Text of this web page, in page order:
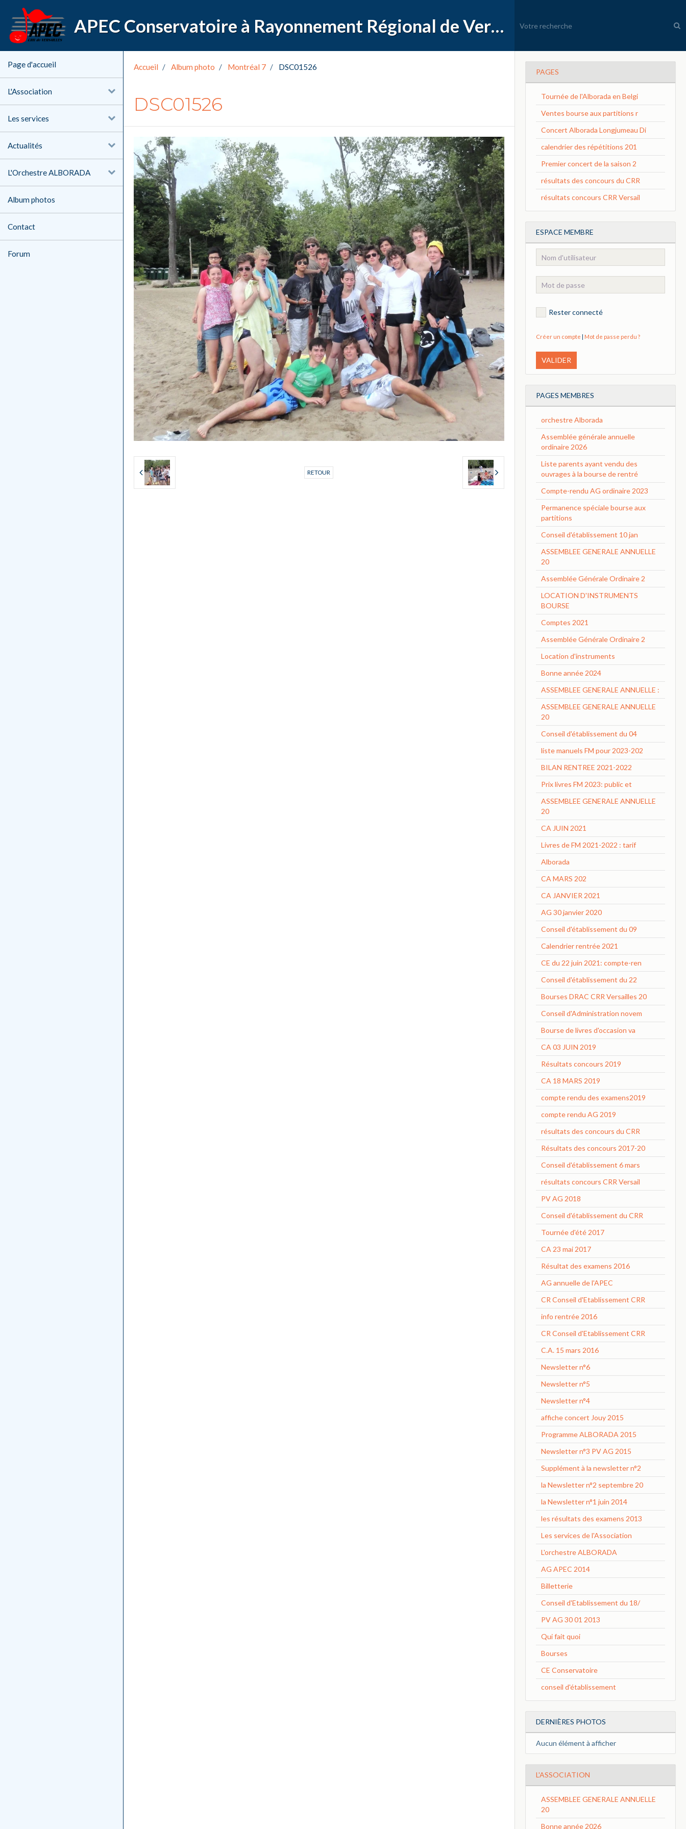
APEC Conservatoire à Rayonnement Régional de Versailles Grand Parc
Page d'accueil
L'Association
Les services
Actualités
L'Orchestre ALBORADA
Album photos
Contact
Forum
Accueil Album photo Montréal 7 DSC01526
DSC01526
RETOUR
PAGES
Tournée de l'Alborada en Belgi
Ventes bourse aux partitions r
Concert Alborada Longjumeau Di
calendrier des répétitions 201
Premier concert de la saison 2
résultats des concours du CRR
résultats concours CRR Versail
ESPACE MEMBRE
Rester connecté
Créer un compte | Mot de passe perdu ?
VALIDER
PAGES MEMBRES
orchestre Alborada
Assemblée générale annuelle
ordinaire 2026
Liste parents ayant vendu des
ouvrages à la bourse de rentré
Compte-rendu AG ordinaire 2023
Permanence spéciale bourse aux
partitions
Conseil d'établissement 10 jan
ASSEMBLEE GENERALE ANNUELLE
20
Assemblée Générale Ordinaire 2
LOCATION D'INSTRUMENTS
BOURSE
Comptes 2021
Assemblée Générale Ordinaire 2
Location d'instruments
Bonne année 2024
ASSEMBLEE GENERALE ANNUELLE :
ASSEMBLEE GENERALE ANNUELLE
20
Conseil d'établissement du 04
liste manuels FM pour 2023-202
BILAN RENTREE 2021-2022
Prix livres FM 2023: public et
ASSEMBLEE GENERALE ANNUELLE
20
CA JUIN 2021
Livres de FM 2021-2022 : tarif
Alborada
CA MARS 202
CA JANVIER 2021
AG 30 janvier 2020
Conseil d'établissement du 09
Calendrier rentrée 2021
CE du 22 juin 2021: compte-ren
Conseil d'établissement du 22
Bourses DRAC CRR Versailles 20
Conseil d'Administration novem
Bourse de livres d'occasion va
CA 03 JUIN 2019
Résultats concours 2019
CA 18 MARS 2019
compte rendu des examens2019
compte rendu AG 2019
résultats des concours du CRR
Résultats des concours 2017-20
Conseil d'établissement 6 mars
résultats concours CRR Versail
PV AG 2018
Conseil d'établissement du CRR
Tournée d'été 2017
CA 23 mai 2017
Résultat des examens 2016
AG annuelle de l'APEC
CR Conseil d'Etablissement CRR
info rentrée 2016
CR Conseil d'Etablissement CRR
C.A. 15 mars 2016
Newsletter n°6
Newsletter n°5
Newsletter n°4
affiche concert Jouy 2015
Programme ALBORADA 2015
Newsletter n°3 PV AG 2015
Supplément à la newsletter n°2
la Newsletter n°2 septembre 20
la Newsletter n°1 juin 2014
les résultats des examens 2013
Les services de l'Association
L'orchestre ALBORADA
AG APEC 2014
Billetterie
Conseil d'Etablissement du 18/
PV AG 30 01 2013
Qui fait quoi
Bourses
CE Conservatoire
conseil d'établissement
DERNIÈRES PHOTOS
Aucun élément à afficher
L'ASSOCIATION
ASSEMBLEE GENERALE ANNUELLE
20
Bonne année 2026